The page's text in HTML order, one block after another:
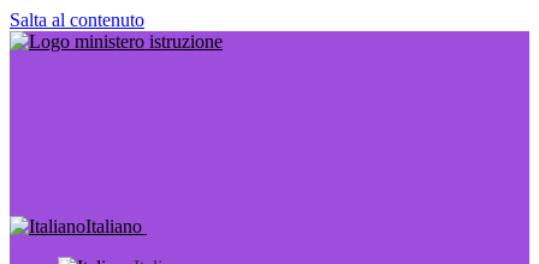
Salta al contenuto
Italiano